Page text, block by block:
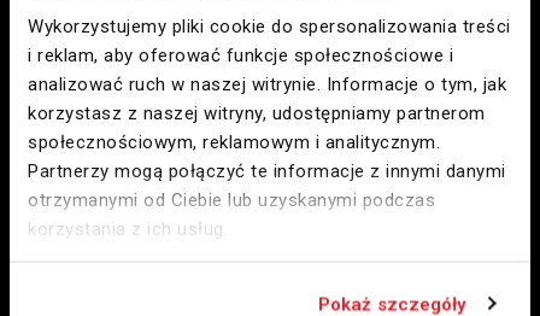
Wykorzystujemy pliki cookie do spersonalizowania treści
i reklam, aby oferować funkcje społecznościowe i
analizować ruch w naszej witrynie. Informacje o tym, jak
korzystasz z naszej witryny, udostępniamy partnerom
społecznościowym, reklamowym i analitycznym.
Partnerzy mogą połączyć te informacje z innymi danymi
otrzymanymi od Ciebie lub uzyskanymi podczas
korzystania z ich usług.
Pokaż szczegóły
Citronex Trans Energy sp. z o.o.
ul. Слов’янська 13
59-900 Згожелець
NIP6152046672